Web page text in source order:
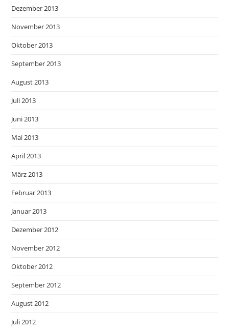
Dezember 2013
November 2013
Oktober 2013
September 2013
August 2013
Juli 2013
Juni 2013
Mai 2013
April 2013
März 2013
Februar 2013
Januar 2013
Dezember 2012
November 2012
Oktober 2012
September 2012
August 2012
Juli 2012